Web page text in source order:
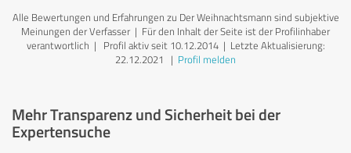
Alle Bewertungen und Erfahrungen zu Der Weihnachtsmann sind subjektive
Meinungen der Verfasser | Für den Inhalt der Seite ist der Profilinhaber
verantwortlich | Profil aktiv seit 10.12.2014 | Letzte Aktualisierung:
22.12.2021
| Profil melden
Mehr Transparenz und Sicherheit bei der
Expertensuche